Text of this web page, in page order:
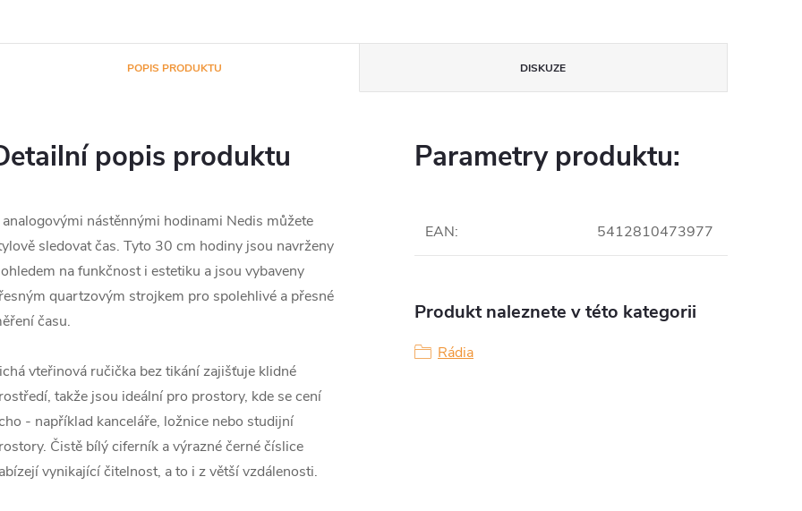
POPIS PRODUKTU DISKUZE
popis produktu
analogovými nástěnnými hodinami Nedis můžete
sledovat čas. Tyto 30 cm hodiny jsou navrženy
na funkčnost i estetiku a jsou vybaveny
quartzovým strojkem pro spolehlivé a přesné
času.
vteřinová ručička bez tikání zajišťuje klidné
takže jsou ideální pro prostory, kde se cení
- například kanceláře, ložnice nebo studijní
Čistě bílý ciferník a výrazné černé číslice
vynikající čitelnost, a to i z větší vzdálenosti.
Parametry produktu:
EAN: 5412810473977
Produkt naleznete v této kategorii
Rádia